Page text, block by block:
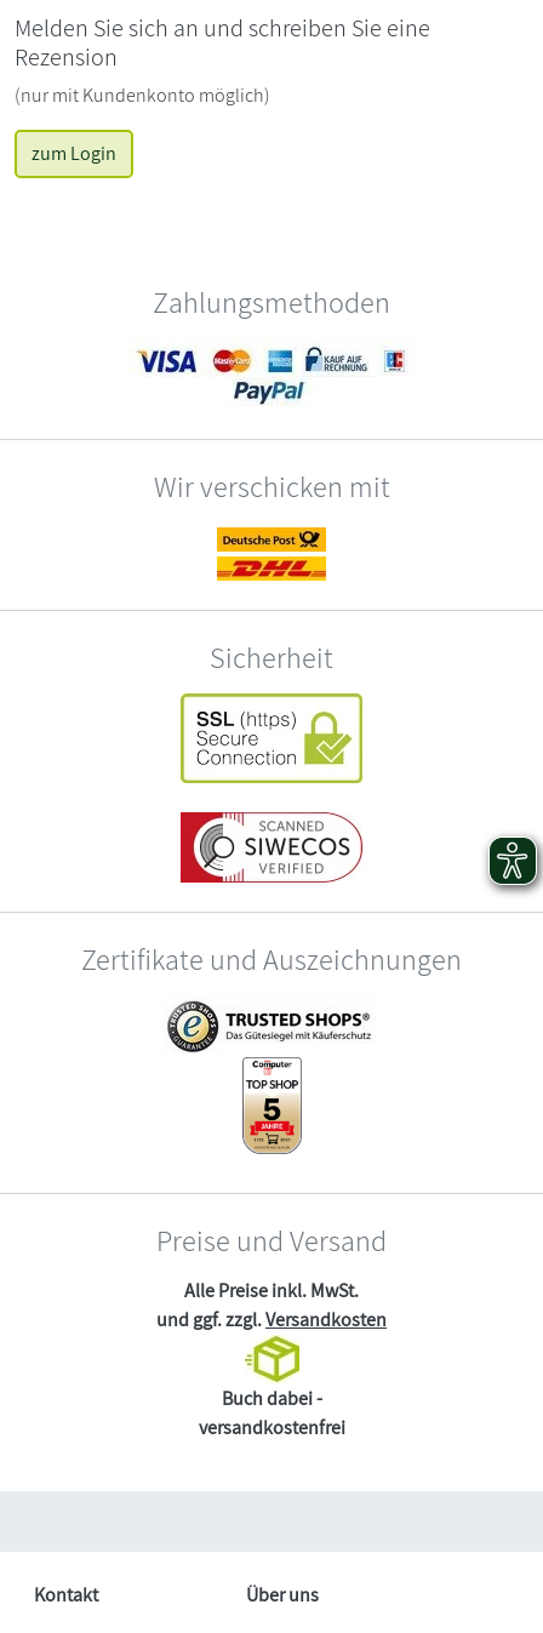
Melden Sie sich an und schreiben Sie eine
Rezension
(nur mit Kundenkonto möglich)
zum Login
Zahlungsmethoden
Wir verschicken mit
Sicherheit
Zertifikate und Auszeichnungen
Preise und Versand
Alle Preise inkl. MwSt.
und ggf. zzgl.Versandkosten
Buch dabei -
versandkostenfrei
Kontakt
Über uns